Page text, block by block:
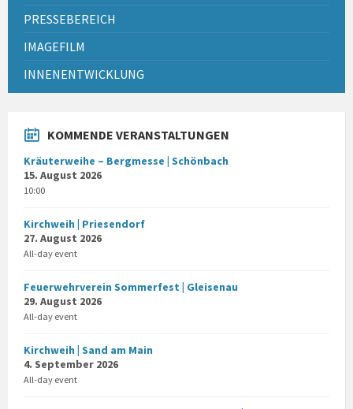
PRESSEBEREICH
IMAGEFILM
INNENENTWICKLUNG
KOMMENDE VERANSTALTUNGEN
Kräuterweihe – Bergmesse | Schönbach
15. August 2026
10:00
Kirchweih | Priesendorf
27. August 2026
All-day event
Feuerwehrverein Sommerfest | Gleisenau
29. August 2026
All-day event
Kirchweih | Sand am Main
4. September 2026
All-day event